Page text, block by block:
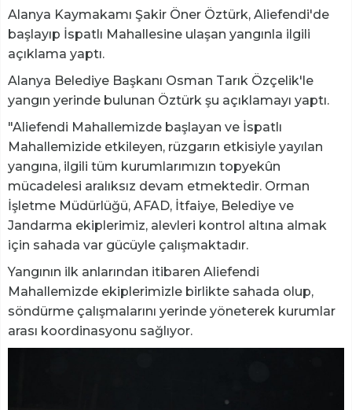
Alanya Kaymakamı Şakir Öner Öztürk, Aliefendi'de
başlayıp İspatlı Mahallesine ulaşan yangınla ilgili
açıklama yaptı.
Alanya Belediye Başkanı Osman Tarık Özçelik'le
yangın yerinde bulunan Öztürk şu açıklamayı yaptı.
"Aliefendi Mahallemizde başlayan ve İspatlı
Mahallemizide etkileyen, rüzgarın etkisiyle yayılan
yangına, ilgili tüm kurumlarımızın topyekûn
mücadelesi aralıksız devam etmektedir. Orman
İşletme Müdürlüğü, AFAD, İtfaiye, Belediye ve
Jandarma ekiplerimiz, alevleri kontrol altına almak
için sahada var gücüyle çalışmaktadır.
​Yangının ilk anlarından itibaren Aliefendi
Mahallemizde ekiplerimizle birlikte sahada olup,
söndürme çalışmalarını yerinde yöneterek kurumlar
arası koordinasyonu sağlıyor.